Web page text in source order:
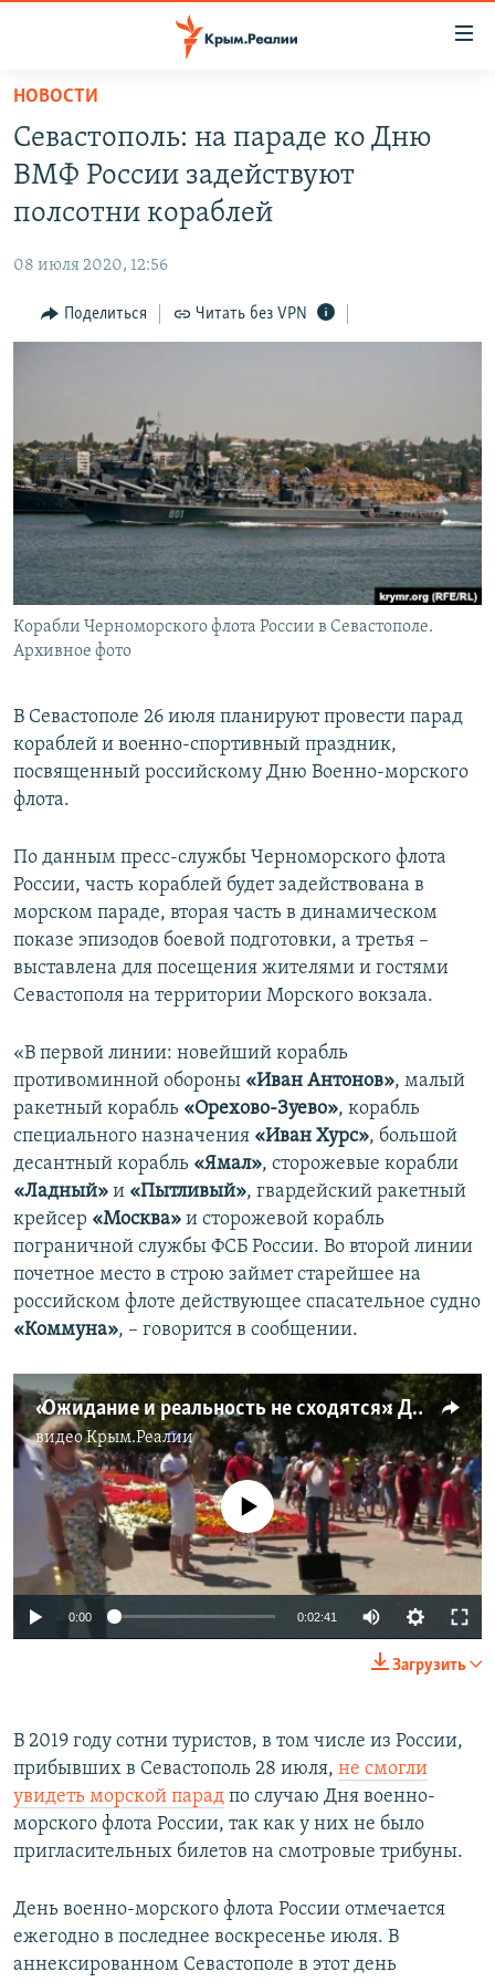
Вернуться
основному
содержанию
главной
Вернутся
СПЕЦПРОЕКТЫ
11 ЛЕТ ОККУПАЦИИ КРЫМА. 11 ИСТОРИЙ СОПРОТИВЛЕНИЯ
ЕЩЕ
ИНТЕРАКТИВ
СОВЕТЫ ПРАВОЗАЩИТНИКОВ
ПРОПАВШИЕ БЕЗ ВЕСТИ
ПОБЕДИТЕЛЕЙ НЕ СУДЯТ?
КРЫМ.НЕПОКОРЕННЫЙ
ELIFBE
УКРАИНСКАЯ ПРОБЛЕМА КРЫМА
РАДІО СВОБОДА
Qırımtatar
ПРИСОЕДИНЯЙТЕСЬ!
Все сайты RFE/RL
НОВОСТИ
Севастополь: на параде ко Дню
ВМФ России задействуют
полсотни кораблей
08 июля 2020, 12:56
Поделиться Читать без VPN
Корабли Черноморского флота России в Севастополе.
Архивное фото
В Севастополе 26 июля планируют провести парад
кораблей и военно-спортивный праздник,
посвященный российскому Дню Военно-морского
флота.
По данным пресс-службы Черноморского флота
России, часть кораблей будет задействована в
морском параде, вторая часть в динамическом
показе эпизодов боевой подготовки, а третья –
выставлена для посещения жителями и гостями
Севастополя на территории Морского вокзала.
«В первой линии: новейший корабль
противоминной обороны «Иван Антонов», малый
ракетный корабль «Орехово-Зуево», корабль
специального назначения «Иван Хурс», большой
десантный корабль «Ямал», сторожевые корабли
«Ладный» и «Пытливый», гвардейский ракетный
крейсер «Москва» и сторожевой корабль
пограничной службы ФСБ России. Во второй линии
почетное место в строю займет старейшее на
российском флоте действующее спасательное судно
«Коммуна», – говорится в сообщении.
«Ожидание и реальность не сходятся»: День военно-морского флота России в Севастополе (видео)
видеоКрым.Реалии
No media source currently available
0:00 0:02:41
Загрузить
В 2019 году сотни туристов, в том числе из России,
прибывших в Севастополь 28 июля, не смогли
увидеть морской парад по случаю Дня военно-
морского флота России, так как у них не было
пригласительных билетов на смотровые трибуны.
День военно-морского флота России отмечается
ежегодно в последнее воскресенье июля. В
аннексированном Севастополе в этот день